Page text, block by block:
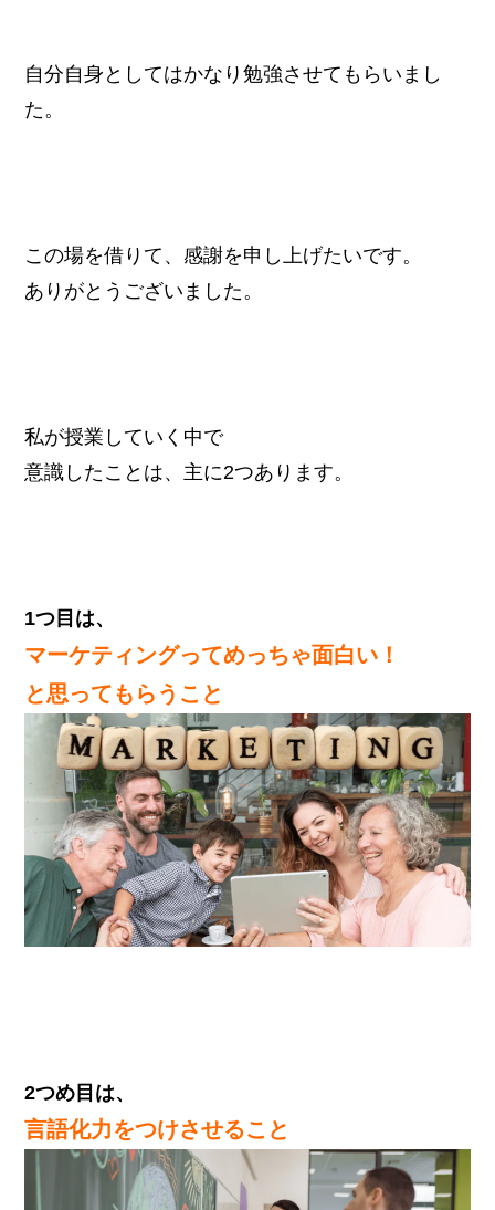
自分自身としてはかなり勉強させてもらいまし
た。
この場を借りて、感謝を申し上げたいです。
ありがとうございました。
私が授業していく中で
意識したことは、主に2つあります。
1つ目は、
マーケティングってめっちゃ面白い！
と思ってもらうこと
2つめ目は、
言語化力をつけさせること